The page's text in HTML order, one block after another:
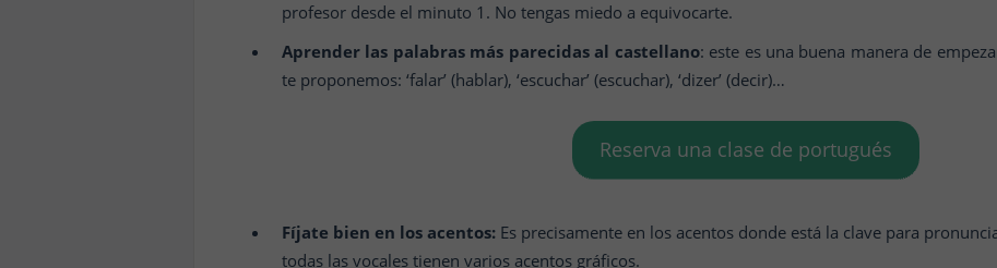
profesor desde el minuto 1. No tengas miedo a equivocarte.
Aprender las palabras más parecidas al castellano: este es una buena manera de
te proponemos: ‘falar’ (hablar), ‘escuchar’ (escuchar), ‘dizer’ (decir)…
Reserva una clase de portugués
Fíjate bien en los acentos: Es precisamente en los acentos donde está la clave para
todas las vocales tienen varios acentos gráficos.